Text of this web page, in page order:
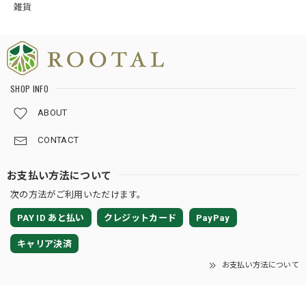
雑貨
SHOP INFO
ABOUT
CONTACT
お支払い方法について
次の方法がご利用いただけます。
PAY ID あと払い クレジットカード PayPay
キャリア決済
お支払い方法について